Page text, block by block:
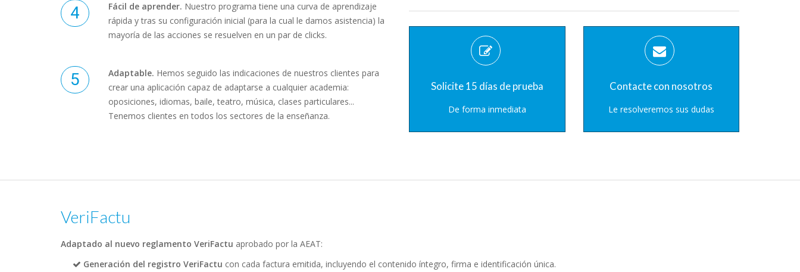
Fácil de aprender. Nuestro programa tiene una curva de aprendizaje
rápida y tras su configuración inicial (para la cual le damos asistencia) la
mayoría de las acciones se resuelven en un par de clicks.
Adaptable. Hemos seguido las indicaciones de nuestros clientes para
crear una aplicación capaz de adaptarse a cualquier academia:
oposiciones, idiomas, baile, teatro, música, clases particulares...
Tenemos clientes en todos los sectores de la enseñanza.
Solicite 15 días de prueba
De forma inmediata
Contacte con nosotros
Le resolveremos sus dudas
VeriFactu
Adaptado al nuevo reglamento VeriFactu aprobado por la AEAT:
Generación del registro VeriFactu con cada factura emitida, incluyendo el contenido íntegro, firma e identificación única.